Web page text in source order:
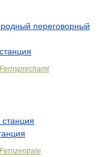
переговорный
Fernsprechamt
Fernzentrale